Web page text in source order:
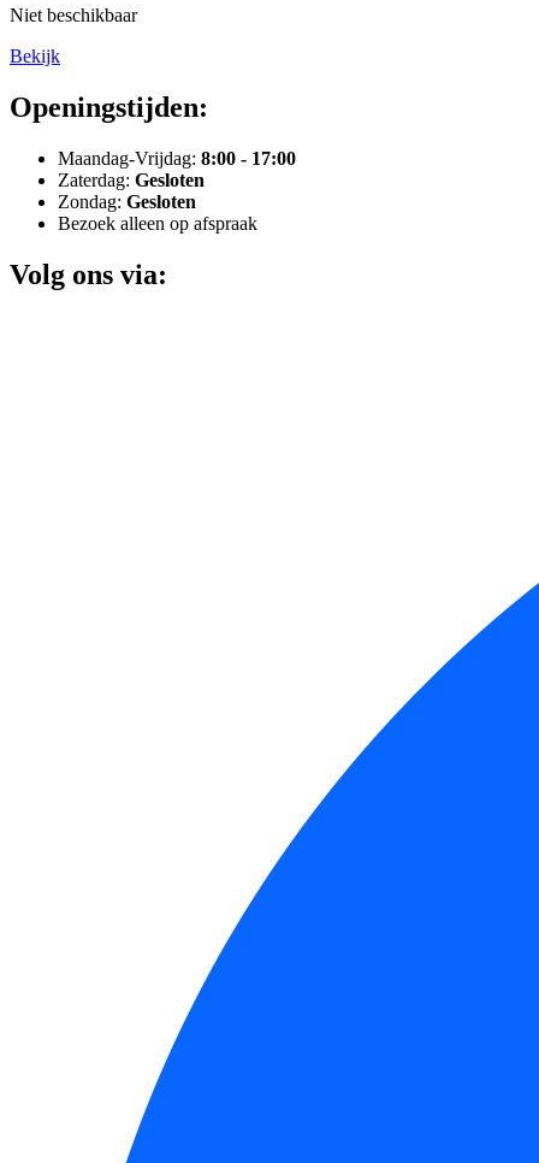
Niet beschikbaar
Bekijk
Openingstijden:
Maandag-Vrijdag: 8:00 - 17:00
Zaterdag: Gesloten
Zondag: Gesloten
Bezoek alleen op afspraak
Volg ons via: